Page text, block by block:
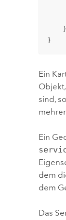
    }
}
Ein
sind,
Ein
dem
dem
Das